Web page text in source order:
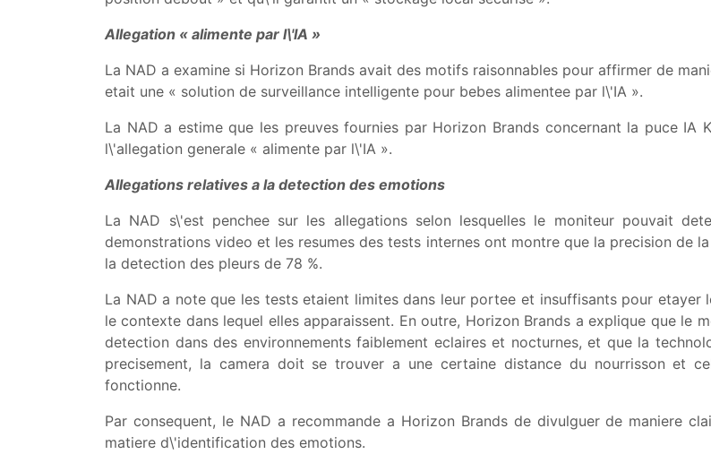
Allegation « alimente par l\'IA »
La NAD a examine si Horizon Brands avait des motifs raisonnables pour affirmer de
etait une « solution de surveillance intelligente pour bebes alimentee par l\'IA ».
La NAD a estime que les preuves fournies par Horizon Brands concernant la puce
l\'allegation generale « alimente par l\'IA ».
Allegations relatives a la detection des emotions
La NAD s\'est penchee sur les allegations selon lesquelles le moniteur pouvait
demonstrations video et les resumes des tests internes ont montre que la precision de
la detection des pleurs de 78 %.
La NAD a note que les tests etaient limites dans leur portee et insuffisants pour
le contexte dans lequel elles apparaissent. En outre, Horizon Brands a explique que le
detection dans des environnements faiblement eclaires et nocturnes, et que la
precisement, la camera doit se trouver a une certaine distance du nourrisson et
fonctionne.
Par consequent, le NAD a recommande a Horizon Brands de divulguer de maniere
matiere d\'identification des emotions.